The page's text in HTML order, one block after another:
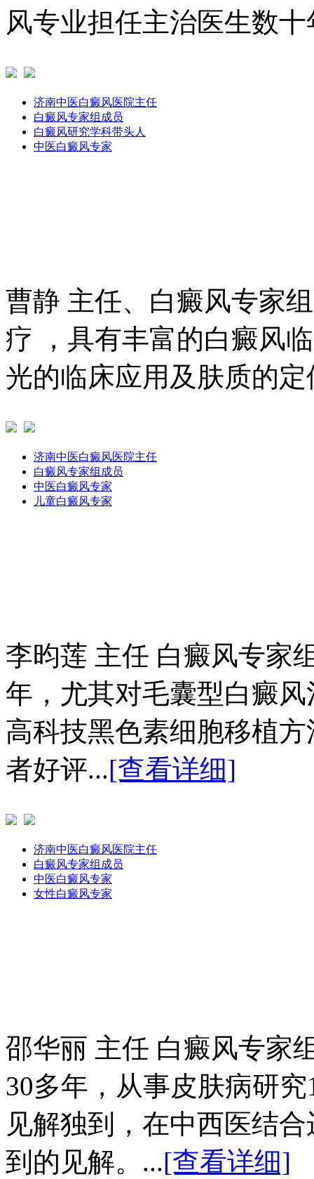
风专业担任主治医生数
济南中医白癜风医院主任
白癜风专家组成员
白癜风研究学科带头人
中医白癜风专家
曹静 主任、白癜风专家
疗 ，具有丰富的白癜风
光的临床应用及肤质的
济南中医白癜风医院主任
白癜风专家组成员
中医白癜风专家
儿童白癜风专家
李昀莲 主任 白癜风专家
年，尤其对毛囊型白癜
高科技黑色素细胞移植
者好评...[查看详细]
济南中医白癜风医院主任
白癜风专家组成员
中医白癜风专家
女性白癜风专家
邵华丽 主任 白癜风专家
30多年，从事皮肤病研
见解独到，在中西医结
到的见解。...[查看详细]